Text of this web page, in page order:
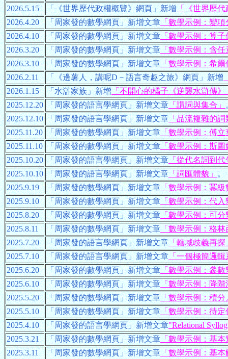
2026.5.15
「《世界歷代政權概覽》網頁」新增「《世界歷代
2026.4.20
「周家發的數學網頁」新增文章「數學示例：變項
2026.4.10
「周家發的數學網頁」新增文章「數學示例：算子
2026.3.20
「周家發的數學網頁」新增文章「數學示例：含任
2026.3.10
「周家發的數學網頁」新增文章「數學示例：希
2026.2.11
「《邊薯人，講呢D－語言奇趣之旅》網頁」新增
2026.1.15
「水滸家族」新增「不開心的橘子《逆襲水滸傳》
2025.12.20 「周家發的語言學網頁」新增文章「謂詞與集合」
2025.12.10 「周家發的語言學網頁」新增文章「品流複雜的詞
2025.11.20 「周家發的數學網頁」新增文章「數學示例：傅立
2025.11.10 「周家發的數學網頁」新增文章「數學示例：斯
2025.10.20 「周家發的語言學網頁」新增文章「從代名詞到代
2025.10.10 「周家發的語言學網頁」新增文章「詞匯體貌」。
2025.9.19
「周家發的數學網頁」新增文章「數學示例：冪級
2025.9.10
「周家發的數學網頁」新增文章「數學示例：代入
2025.8.20
「周家發的數學網頁」新增文章「數學示例：可
2025.8.11
「周家發的數學網頁」新增文章「數學示例：格林
2025.7.20
「周家發的語言學網頁」新增文章「轄域歧義再探
2025.7.10
「周家發的語言學網頁」新增文章「一個極簡邏
2025.6.20
「周家發的數學網頁」新增文章「數學示例：參數
2025.6.10
「周家發的數學網頁」新增文章「數學示例：降階
2025.5.20
「周家發的數學網頁」新增文章「數學示例：積分
2025.5.10
「周家發的數學網頁」新增文章「數學示例：待定
2025.4.10
「周家發的語言學網頁」新增文章"Relational
2025.3.21
「周家發的數學網頁」新增文章「數學示例：基本
2025.3.11
「周家發的數學網頁」新增文章「數學示例：基本